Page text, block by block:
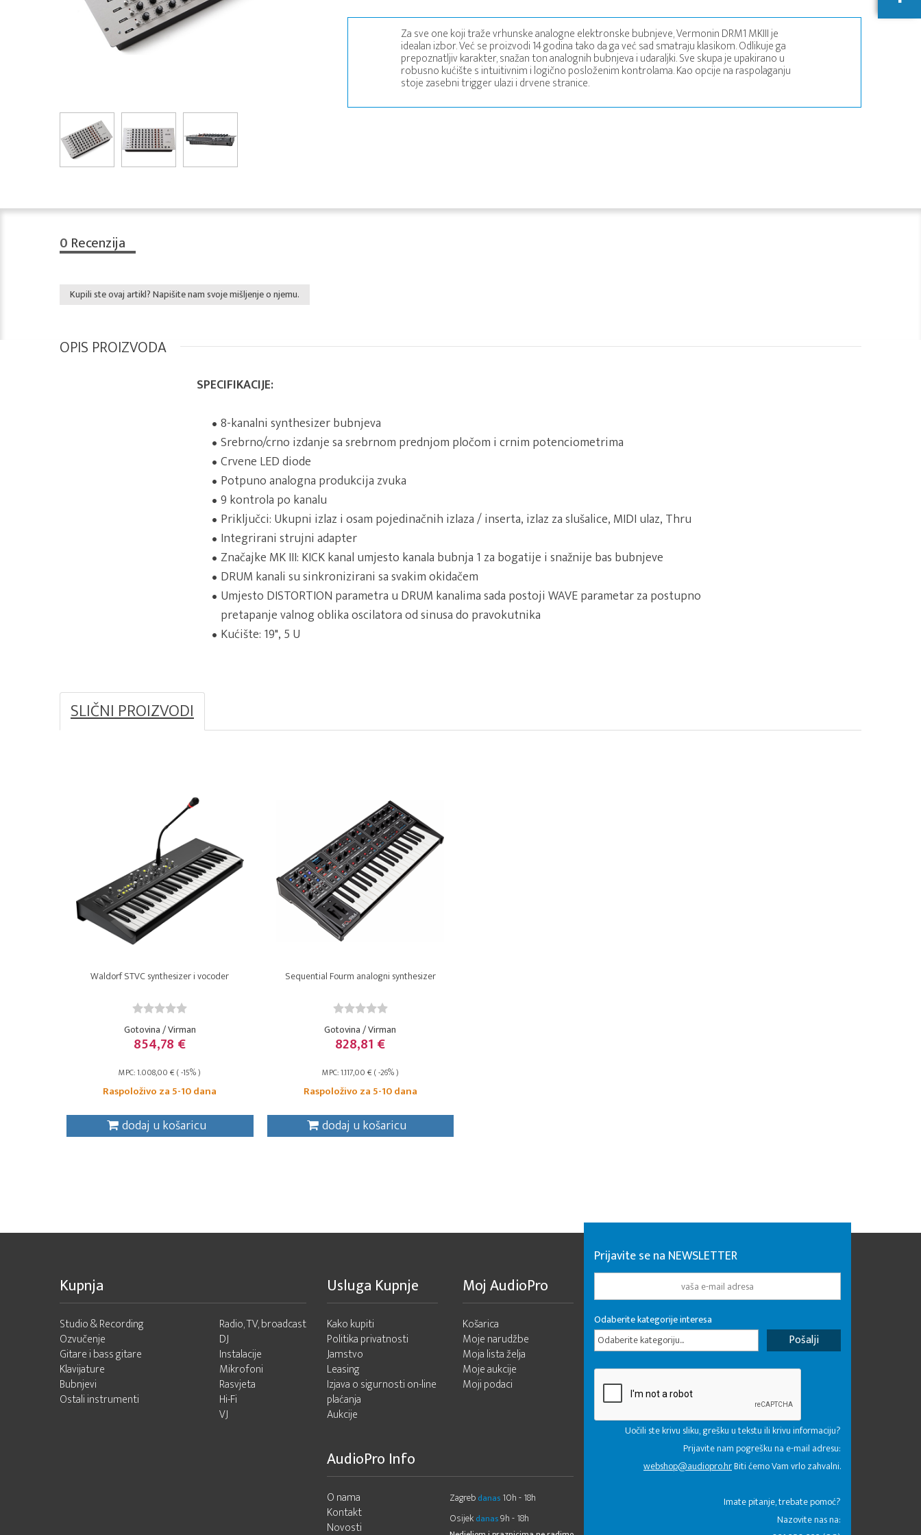
Za sve one koji traže vrhunske analogne elektronske bubnjeve, Vermonin DRM1 MKIII je
idealan izbor. Već se proizvodi 14 godina tako da ga već sad smatraju klasikom. Odlikuje ga
prepoznatljiv karakter, snažan ton analognih bubnjeva i udaraljki. Sve skupa je upakirano u
robusno kućište s intuitivnim i logično posloženim kontrolama. Kao opcije na raspolaganju
stoje zasebni trigger ulazi i drvene stranice.
0 Recenzija
Kupili ste ovaj artikl? Napišite nam svoje mišljenje o njemu.
OPIS PROIZVODA
SPECIFIKACIJE:
8-kanalni synthesizer bubnjeva
Srebrno/crno izdanje sa srebrnom prednjom pločom i crnim potenciometrima
Crvene LED diode
Potpuno analogna produkcija zvuka
9 kontrola po kanalu
Priključci: Ukupni izlaz i osam pojedinačnih izlaza / inserta, izlaz za slušalice, MIDI ulaz, Thru
Integrirani strujni adapter
Značajke MK III: KICK kanal umjesto kanala bubnja 1 za bogatije i snažnije bas bubnjeve
DRUM kanali su sinkronizirani sa svakim okidačem
Umjesto DISTORTION parametra u DRUM kanalima sada postoji WAVE parametar za postupno
pretapanje valnog oblika oscilatora od sinusa do pravokutnika
Kućište: 19", 5 U
SLIČNI PROIZVODI
Waldorf STVC synthesizer i vocoder
Gotovina / Virman
854,78 €
MPC: 1.008,00 € ( -15% )
Raspoloživo za 5-10 dana
dodaj u košaricu
Sequential Fourm analogni synthesizer
Gotovina / Virman
828,81 €
MPC: 1.117,00 € ( -26% )
Raspoloživo za 5-10 dana
dodaj u košaricu
Kupnja
Studio & Recording
Ozvučenje
Gitare i bass gitare
Klavijature
Bubnjevi
Ostali instrumenti
Radio, TV, broadcast
DJ
Instalacije
Mikrofoni
Rasvjeta
Hi-Fi
VJ
Usluga Kupnje
Kako kupiti
Politika privatnosti
Jamstvo
Leasing
Izjava o sigurnosti on-line
plaćanja
Aukcije
Moj AudioPro
Košarica
Moje narudžbe
Moja lista želja
Moje aukcije
Moji podaci
AudioPro Info
O nama
Kontakt
Novosti
Zagreb danas 10h - 18h
Osijek danas9h - 18h
Prijavite se na NEWSLETTER
Odaberite kategorije interesa
Odaberite kategoriju...
Uočili ste krivu sliku, grešku u tekstu ili krivu informaciju?
Prijavite nam pogrešku na e-mail adresu:
webshop@audiopro.hrBiti ćemo Vam vrlo zahvalni.
​Imate pitanje, trebate pomoć?
Nazovite nas na: